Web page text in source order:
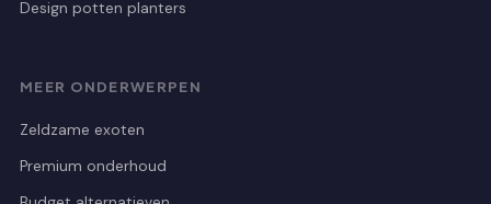
Design potten planters
MEER ONDERWERPEN
Zeldzame exoten
Premium onderhoud